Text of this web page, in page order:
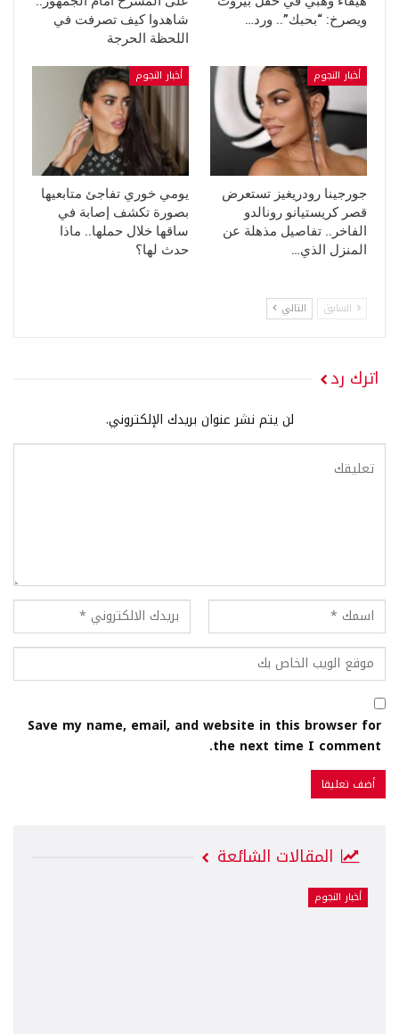
ويصرخ: “بحبك”.. ورد…
شاهدوا كيف تصرفت في
اللحظة الحرجة
أخبار النجوم
جورجينا رودريغيز تستعرض
قصر كريستيانو رونالدو
الفاخر.. تفاصيل مذهلة عن
المنزل الذي…
أخبار النجوم
يومي خوري تفاجئ متابعيها
بصورة تكشف إصابة في
ساقها خلال حملها.. ماذا
حدث لها؟
السابق التالي
اترك رد
لن يتم نشر عنوان بريدك الإلكتروني.
Save my name, email, and website in this browser for
the next time I comment.
المقالات الشائعة
أخبار النجوم